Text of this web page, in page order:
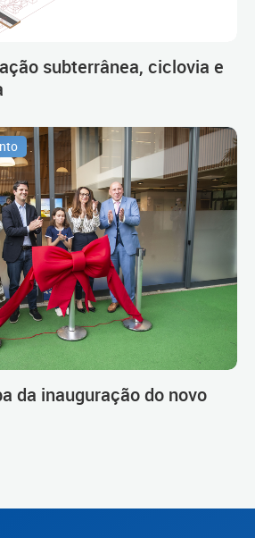
subterrânea, ciclovia e
da inauguração do novo